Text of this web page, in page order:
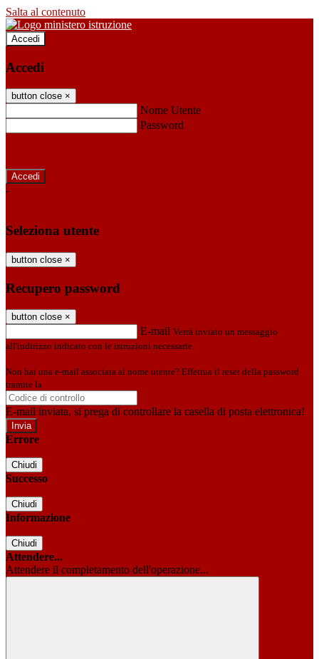
Salta al contenuto
Accedi
Accedi
button close ×
Nome Utente
Password
-
Seleziona utente
button close ×
Recupero password
button close ×
E-mail Verrà inviato un messaggio
all'indirizzo indicato con le istruzioni necessarie.
Non hai una e-mail associata al nome utente? Effettua il reset della password
tramite la
E-mail inviata, si prega di controllare la casella di posta elettronica!
Errore
Chiudi
Successo
Chiudi
Informazione
Chiudi
Attendere...
Attendere il completamento dell'operazione...